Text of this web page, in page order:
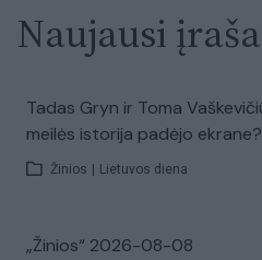
Naujausi
Tadas Gryn ir Toma
meilės istorija padėjo ekrane?
Žinios Lietuvos diena
„Žinios“ 2026-08-08